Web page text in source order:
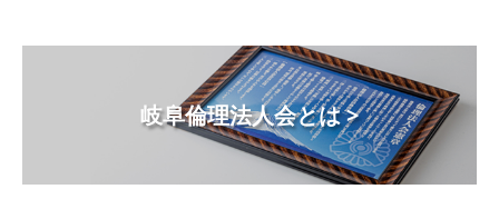
岐阜倫理法人会とは >